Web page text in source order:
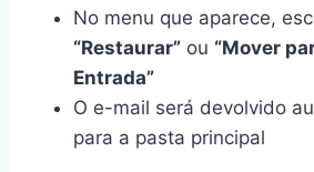
No menu que aparece,
“Restaurar” ou “Mover
Entrada”
O e-mail será devolvido
para a pasta principal